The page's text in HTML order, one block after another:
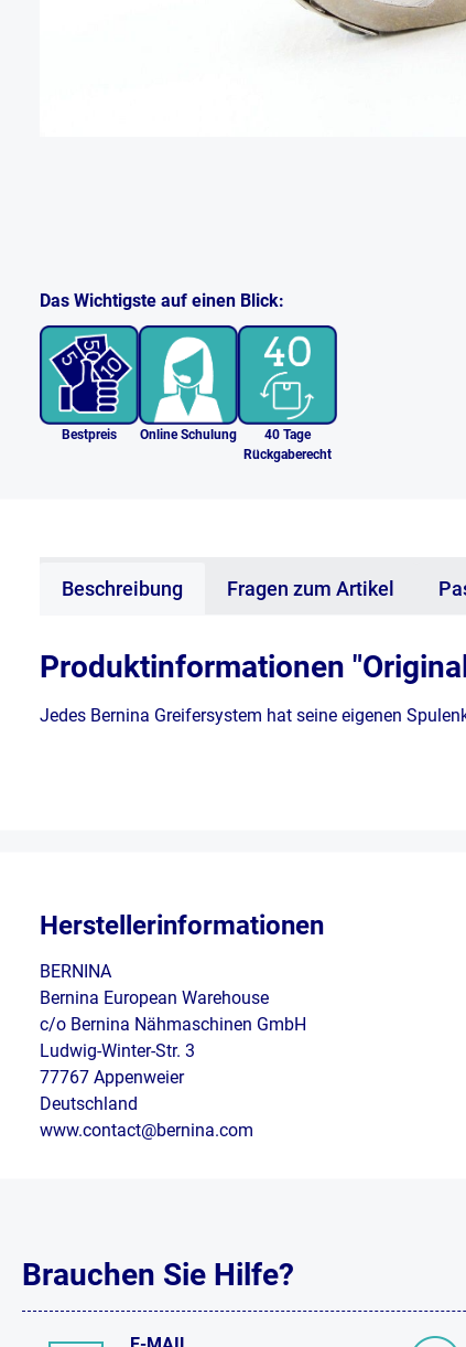
Das Wichtigste auf einen Blick:
Bestpreis Online Schulung
40 Tage
Rückgaberecht
Beschreibung Fragen zum Artikel
Produktinformationen
Jedes Bernina Greifersystem hat seine eigenen
Herstellerinformationen
BERNINA
Bernina European Warehouse
c/o Bernina Nähmaschinen GmbH
Ludwig-Winter-Str. 3
77767 Appenweier
Deutschland
www.contact@bernina.com
Brauchen Sie Hilfe?